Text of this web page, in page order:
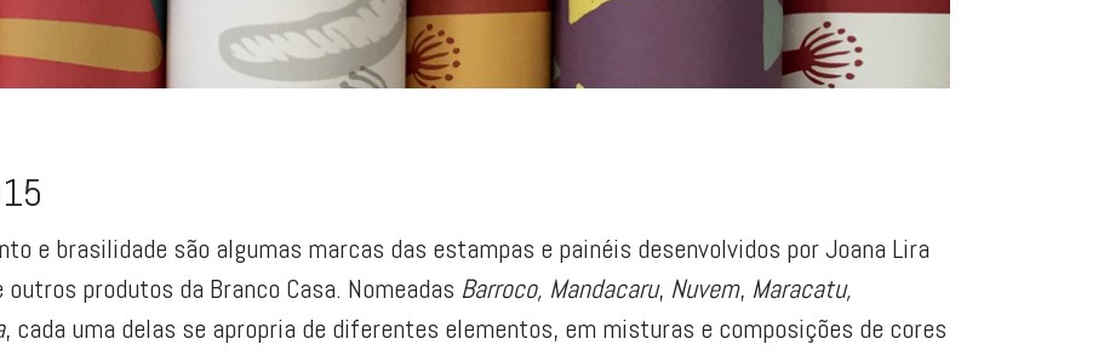
e brasilidade são algumas marcas das estampas e painéis desenvolvidos por Joana Lira
produtos da Branco Casa. Nomeadas Barroco, Mandacaru, Nuvem, Maracatu,
, cada uma delas se apropria de diferentes elementos, em misturas e composições de cores